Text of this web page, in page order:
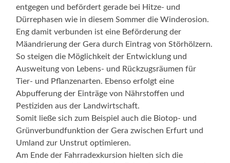
entgegen und befördert gerade bei Hitze- und
Dürrephasen wie in diesem Sommer die Winderosion.
Eng damit verbunden ist eine Beförderung der
Mäandrierung der Gera durch Eintrag von Störhölzern.
So steigen die Möglichkeit der Entwicklung und
Ausweitung von Lebens- und Rückzugsräumen für
Tier- und Pflanzenarten. Ebenso erfolgt eine
Abpufferung der Einträge von Nährstoffen und
Pestiziden aus der Landwirtschaft.
Somit ließe sich zum Beispiel auch die Biotop- und
Grünverbundfunktion der Gera zwischen Erfurt und
Umland zur Unstrut optimieren.
Am Ende der Fahrradexkursion hielten sich die